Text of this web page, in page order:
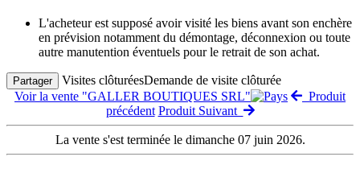
L'acheteur est supposé avoir visité les biens avant son enchère
en prévision notamment du démontage, déconnexion ou toute
autre manutention éventuels pour le retrait de son achat.
Partager Visites clôturéesDemande de visite clôturée
Voir la vente "GALLER BOUTIQUES SRL"
Produit
précédent Produit Suivant
La vente s'est terminée le dimanche 07 juin 2026.